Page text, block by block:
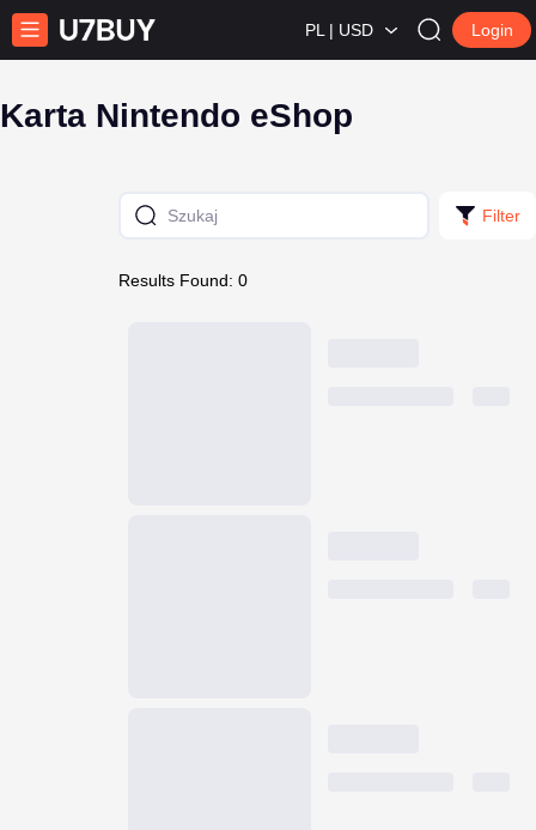
PL | USD Login
Karta Nintendo eShop
Filter
Results Found: 0